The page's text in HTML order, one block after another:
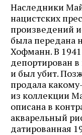
Наследники
нацистских
произведений
была передана
Хофманн. В
депортирован в
и был убит.
продала
из коллекции
описана в
акварельный
датированная